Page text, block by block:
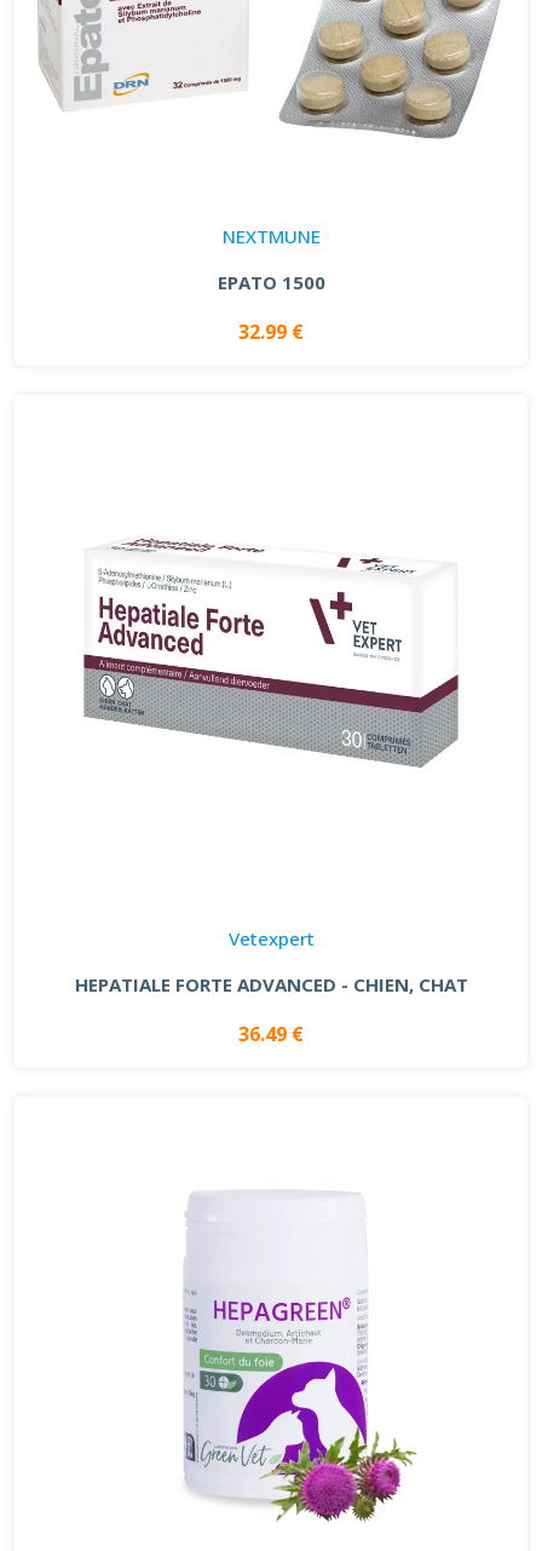
NEXTMUNE
EPATO 1500
32.99 €
Vetexpert
HEPATIALE FORTE ADVANCED - CHIEN, CHAT
36.49 €